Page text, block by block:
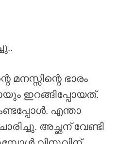
മനസ്സിന്റെ ഭാരം
ഇറങ്ങിപ്പോയത്.
എന്താ
അച്ഛന് വേണ്ടി